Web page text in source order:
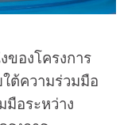
งโครงการ
ต้ความร่วมมือ
มือระหว่าง